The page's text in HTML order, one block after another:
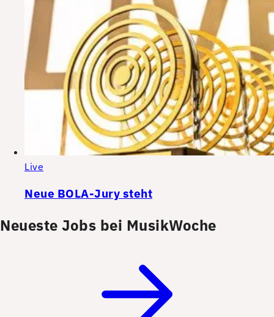
Live
Neue BOLA-Jury steht
Neueste Jobs bei MusikWoche